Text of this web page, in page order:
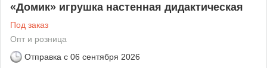
«Домик» игрушка настенная дидактическая
Под заказ
Опт и розница
Отправка с 06 сентября 2026